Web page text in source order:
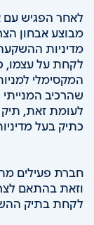
לאחר הפגיש עם
מבוצע אבחון
מדיניות
לקחת על עצמו,
המקסימלי
שהרכיב
לעומת זאת,
כתיק בעל
חברת פעילים
וזאת בהתאם
לקחת בתיק